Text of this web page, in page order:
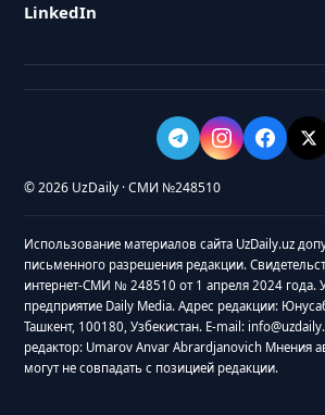
LinkedIn
© 2026 UzDaily · СМИ №248510
Использование материалов сайта UzDaily.uz
письменного разрешения редакции.
интернет-СМИ № 248510 от 1 апреля 2024 года.
предприятие Daily Media. Адрес редакции:
Ташкент, 100180, Узбекистан. E-mail:
редактор: Umarov Anvar Abrardjanovich Мнения
могут не совпадать с позицией редакции.